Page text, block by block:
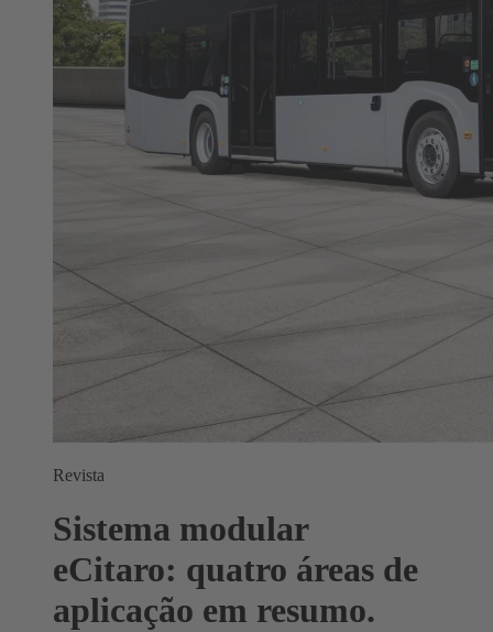
Revista
Sistema modular
eCitaro: quatro áreas de
aplicação em resumo.